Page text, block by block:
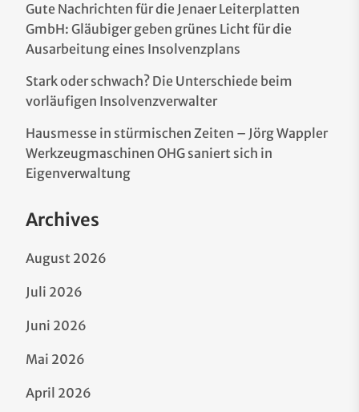
Gute Nachrichten für die Jenaer Leiterplatten
GmbH: Gläubiger geben grünes Licht für die
Ausarbeitung eines Insolvenzplans
Stark oder schwach? Die Unterschiede beim
vorläufigen Insolvenzverwalter
Hausmesse in stürmischen Zeiten – Jörg Wappler
Werkzeugmaschinen OHG saniert sich in
Eigenverwaltung
Archives
August 2026
Juli 2026
Juni 2026
Mai 2026
April 2026